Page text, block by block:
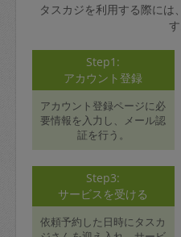
タスカジを利用する際に
す
Step1:
アカウント登録
アカウント登録ページに必
要情報を入力し、メール認
証を行う。
Step3:
サービスを受ける
依頼予約した日時にタスカ